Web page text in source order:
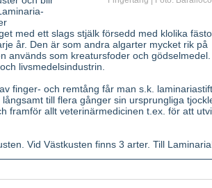
med ett slags stjälk försedd med klolika
år. Den är som andra algarter mycket rik på
används som kreatursfoder och gödselmedel.
livsmedelsindustrin.
finger- och remtång får man s.k.
till flera gånger sin ursprungliga
framför allt veterinärmedicinen t.ex. för att
Vid Västkusten finns 3 arter. Till
och bladlika delar. de senare är